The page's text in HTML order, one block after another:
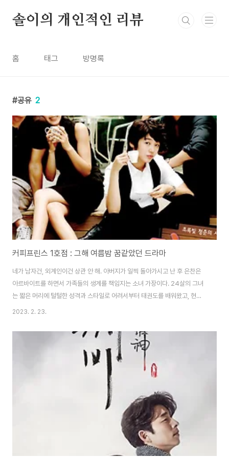
솔이의 개인적인 리뷰
홈 태그 방명록
공유 2
커피프린스 1호점 : 그해 여름밤 꿈같았던 드라마
네가 남자건, 외계인이건 상관 안 해. 아버지가 일찍 돌아가시고 난 후 은찬은
아르바이트를 하면서 가족들의 생계를 책임지는 소녀 가장이다. 24살의 그녀
는 짧은 머리에 털털한 성격과 스타일로 어려서부터 태권도를 배워왔고, 현재
태권도 사범으로 있다. 종종 남자라는 오해를 받을 만큼 꾸미는 일에는 전혀 관
놀기 바쁜 29살의 최한결(공유)은 어느 날 할머니로부터 전화 한 통을 받게 된
다. 한결은 할머니(김영옥)에게 이끌려 왕자 커피숍에 오게 되었고 그 가게는
홍 사장(김창완)이 몇 년째 운영하고 있는 커피숍이었다. 한결에게 홍 사장을
이제부터 너의 사부가 될 사람이라고 소개해 주는 할머니. 할머니는 한곳에 정
2023. 2. 23.